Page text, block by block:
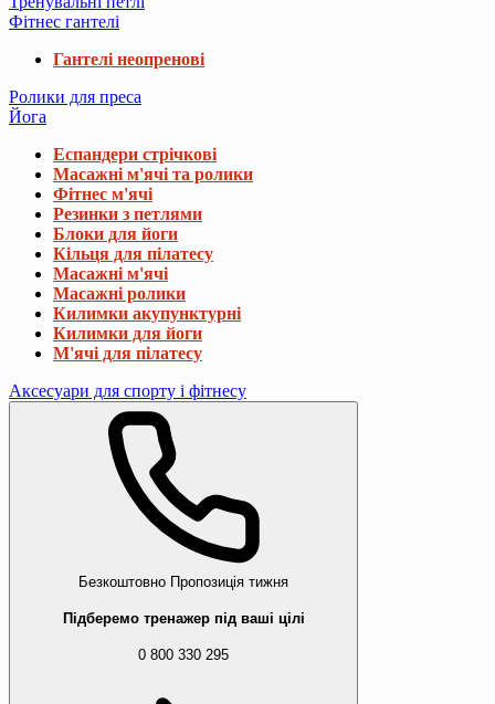
Фітнес гантелі
Гантелі неопренові
Ролики для преса
Йога
Еспандери стрічкові
Масажні м'ячі та ролики
Фітнес м'ячі
Резинки з петлями
Блоки для йоги
Кільця для пілатесу
Масажні м'ячі
Масажні ролики
Килимки акупунктурні
Килимки для йоги
М'ячі для пілатесу
Аксесуари для спорту і фітнесу
Безкоштовно Пропозиція тижня
Підберемо тренажер під ваші цілі
0 800 330 295